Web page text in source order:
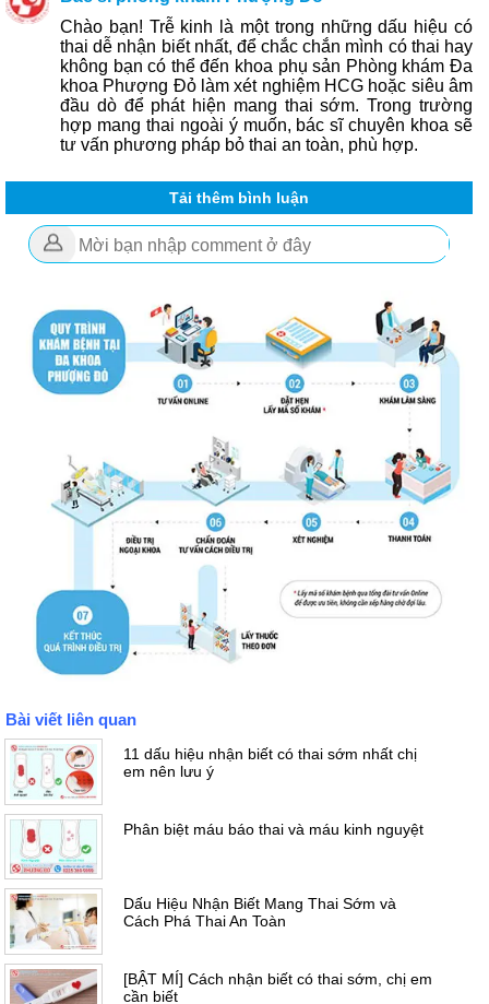
Chào bạn! Trễ kinh là một trong những dấu hiệu có
thai dễ nhận biết nhất, để chắc chắn mình có thai hay
không bạn có thể đến khoa phụ sản Phòng khám Đa
khoa Phượng Đỏ làm xét nghiệm HCG hoặc siêu âm
đầu dò để phát hiện mang thai sớm. Trong trường
hợp mang thai ngoài ý muốn, bác sĩ chuyên khoa sẽ
tư vấn phương pháp bỏ thai an toàn, phù hợp.
Tải thêm bình luận
Bài viết liên quan
11 dấu hiệu nhận biết có thai sớm nhất chị
em nên lưu ý
Phân biệt máu báo thai và máu kinh nguyệt
Dấu Hiệu Nhận Biết Mang Thai Sớm và
Cách Phá Thai An Toàn
[BẬT MÍ] Cách nhận biết có thai sớm, chị em
cần biết